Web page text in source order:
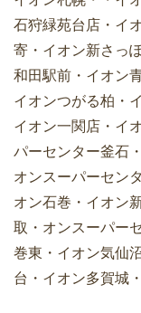
石狩緑苑台店・イ
寄・イオン新さっ
和田駅前・イオン
イオンつがる柏・
イオン一関店・イ
パーセンター釜石
オンスーパーセン
オン石巻・イオン
取・オンスーパー
巻東・イオン気仙
台・イオン多賀城